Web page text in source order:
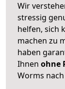
Wir
stressig
helfen, sich
machen zu
haben
Ihnen ohne
Worms